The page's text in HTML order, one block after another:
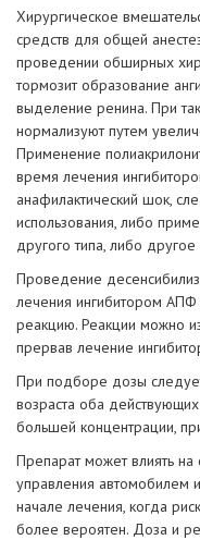
Хирургическое
средств для общей
проведении обширных
тормозит образование
выделение ренина. При
нормализуют путем
Применение
время лечения
анафилактический шок,
использования, либо
другого типа, либо
Проведение
лечения ингибитором АПФ
реакцию. Реакции можно
прервав лечение
При подборе дозы
возраста оба
большей концентрации,
Препарат может влиять
управления автомобилем
начале лечения, когда
более вероятен. Доза и